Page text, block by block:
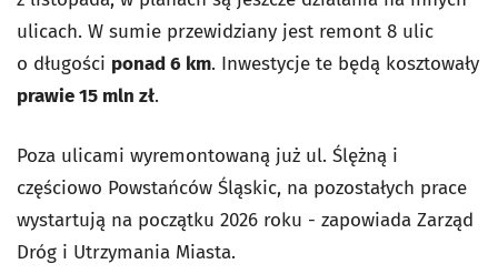
ulicach. W sumie przewidziany jest remont 8 ulic
o długości ponad 6 km. Inwestycje te będą kosztowały
prawie 15 mln zł.
Poza ulicami wyremontowaną już ul. Ślężną i
częściowo Powstańców Śląskic, na pozostałych prace
wystartują na początku 2026 roku - zapowiada Zarząd
Dróg i Utrzymania Miasta.